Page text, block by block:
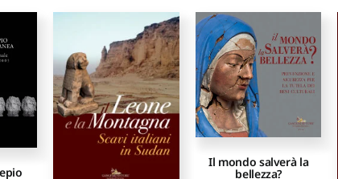
Il mondo salverà la
bellezza?